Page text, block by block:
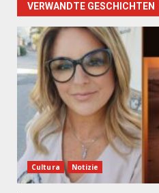
VERWANDTE GESCHICHTEN
Cultura Notizie